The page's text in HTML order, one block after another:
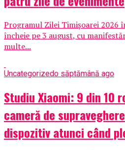
Programul Zilei Timișoarei 2026
încheie pe 3 august, cu
multe...
Uncategorizedo săptămână ago
Studiu Xiaomi: 9 din 10
cameră de
dispozitiv atunci când